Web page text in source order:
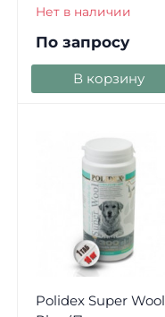
Нет в наличии
По запросу
В корзину
Polidex Super Wool